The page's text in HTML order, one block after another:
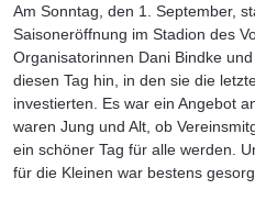
Am Sonntag, den 1. September,
Saisoneröffnung im Stadion des
Organisatorinnen Dani Bindke
diesen Tag hin, in den sie die
investierten. Es war ein Angebot
waren Jung und Alt, ob
ein schöner Tag für alle werden.
für die Kleinen war bestens